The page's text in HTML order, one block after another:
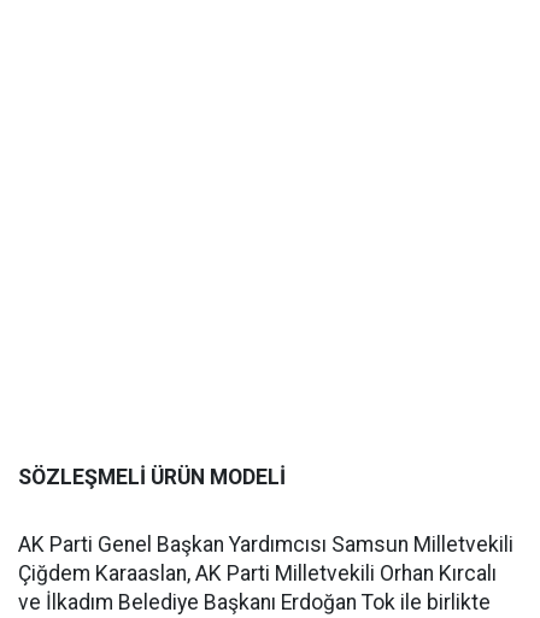
SÖZLEŞMELİ ÜRÜN MODELİ
AK Parti Genel Başkan Yardımcısı Samsun Milletvekili
Çiğdem Karaaslan, AK Parti Milletvekili Orhan Kırcalı
ve İlkadım Belediye Başkanı Erdoğan Tok ile birlikte